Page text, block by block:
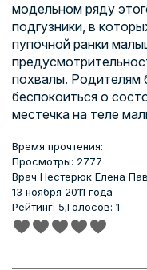
модельном ряду
подгузники, в
пупочной ранки
похвалы. Родителям
беспокоиться о
местечка на теле
Время прочтения:
Просмотры: 2777
Врач Нестерюк Елена
13 ноября 2011 года
Рейтинг: 5;Голосов: 1